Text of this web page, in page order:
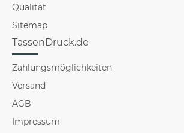
Qualität
Sitemap
TassenDruck.de
Zahlungsmöglichkeiten
Versand
AGB
Impressum